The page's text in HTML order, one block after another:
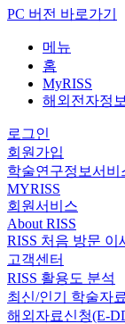
PC 버전 바로가기
메뉴
홈
MyRISS
해외전자정
로그인
회원가입
학술연구정보서비
MYRISS
회원서비스
About RISS
RISS 처음 방문 이
고객센터
RISS 활용도 분석
최신/인기 학술자료
해외자료신청(E-